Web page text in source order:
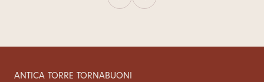
ANTICA TORRE TORNABUONI